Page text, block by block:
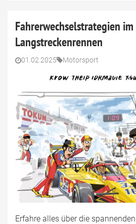
Fahrerwechselstrategien im
Langstreckenrennen
01.02.2025 Motorsport
Erfahre alles über die spannenden